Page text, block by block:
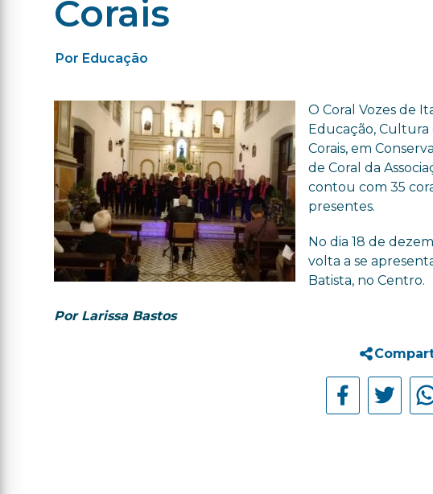
Corais
Por Educação
O Coral Vozes de
Educação, Cultura
Corais, em
de Coral da
contou com 35
presentes.
No dia 18 de
volta a se
Batista, no Centro.
Por Larissa Bastos